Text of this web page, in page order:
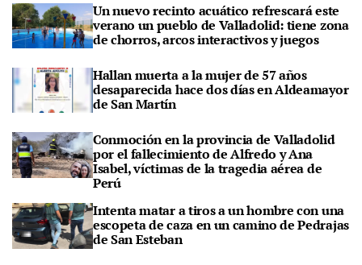
Un nuevo recinto acuático refrescará este
verano un pueblo de Valladolid: tiene zona
de chorros, arcos interactivos y juegos
Hallan muerta a la mujer de 57 años
desaparecida hace dos días en Aldeamayor
de San Martín
Conmoción en la provincia de Valladolid
por el fallecimiento de Alfredo y Ana
Isabel, víctimas de la tragedia aérea de
Perú
Intenta matar a tiros a un hombre con una
escopeta de caza en un camino de Pedrajas
de San Esteban